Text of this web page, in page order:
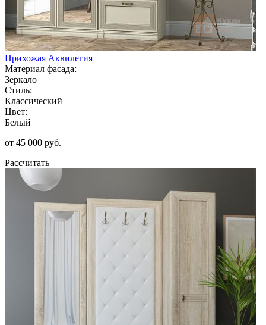
Прихожая Аквилегия
Материал фасада:
Зеркало
Стиль:
Классический
Цвет:
Белый
от 45 000 руб.
Рассчитать